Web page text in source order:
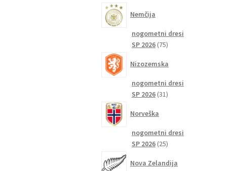
Nemčija
nogometni dresi
SP 2026 7575
Nizozemska
nogometni dresi
SP 2026 3131
Norveška
nogometni dresi
SP 2026 2525
Nova Zelandija